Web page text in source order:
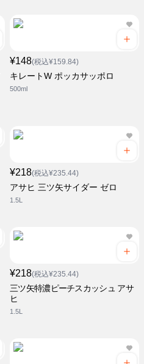
¥148(税込¥159.84)
キレートW ポッカサッポロ
500ml
¥218(税込¥235.44)
アサヒ 三ツ矢サイダー ゼロ
1.5L
¥218(税込¥235.44)
三ツ矢特濃ピーチスカッシュ アサ
ヒ
1.5L